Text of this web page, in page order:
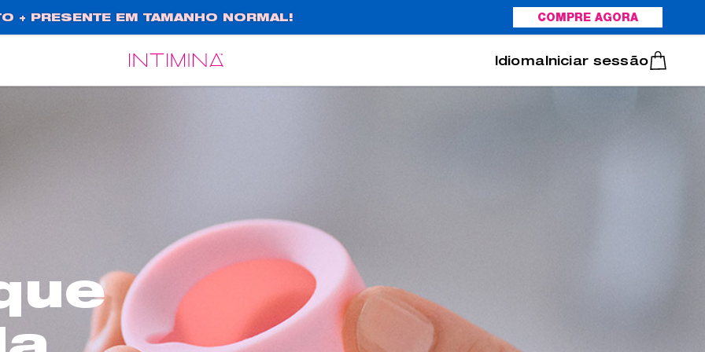
+ PRESENTE EM TAMANHO NORMAL! COMPRE AGORA
Português
Iniciar sessão